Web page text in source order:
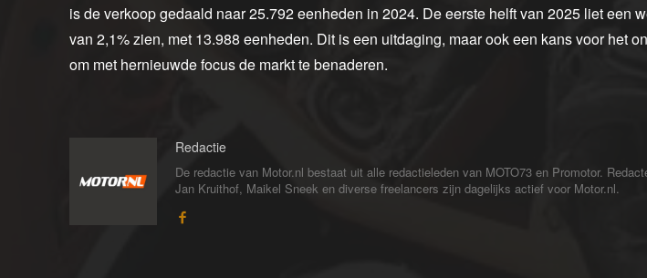
is de verkoop gedaald naar 25.792 eenheden in 2024. De eerste helft van 2025 liet een
van 2,1% zien, met 13.988 eenheden. Dit is een uitdaging, maar ook een kans voor het
om met hernieuwde focus de markt te benaderen.
Redactie
De redactie van Motor.nl bestaat uit alle redactieleden van MOTO73 en Promotor.
Jan Kruithof, Maikel Sneek en diverse freelancers zijn dagelijks actief voor Motor.nl.